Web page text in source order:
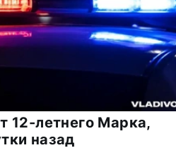
12-летнего Марка,
назад